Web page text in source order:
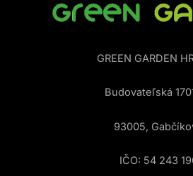
GREEN GARDEN
Budovateľská
93005,
IČO: 54 243